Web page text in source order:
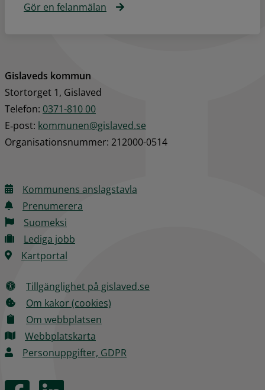
Gör en felanmälan
Gislaveds kommun
Stortorget 1, Gislaved
Telefon: 0371-810 00
E‑post: kommunen@gislaved.se
Organisationsnummer: 212000-0514
Kommunens anslagstavla
Prenumerera
Suomeksi
Lediga jobb
Kartportal
Tillgänglighet på gislaved.se
Om kakor (cookies)
Om webbplatsen
Webbplatskarta
Personuppgifter, GDPR